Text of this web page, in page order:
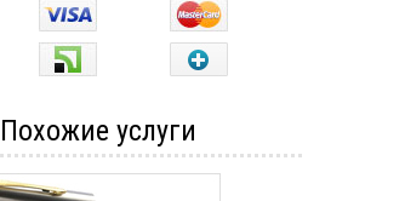
Похожие услуги